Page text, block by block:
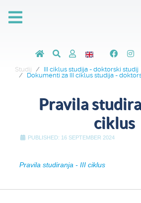
Studij
III ciklus studija - doktorski studij
Dokumenti za III ciklus studija -
Pravila
ciklus
PUBLISHED: 16 SEPTEMBER 2024
Pravila studiranja - III ciklus